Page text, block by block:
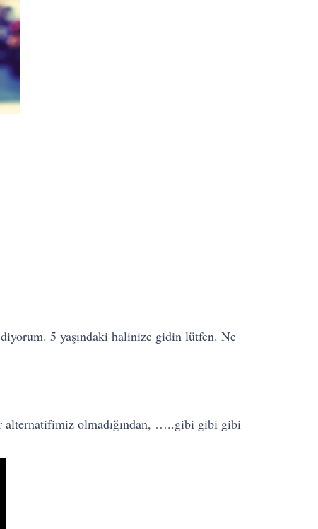
5 yaşındaki halinize gidin lütfen. Ne
alternatifimiz olmadığından, …..gibi gibi gibi